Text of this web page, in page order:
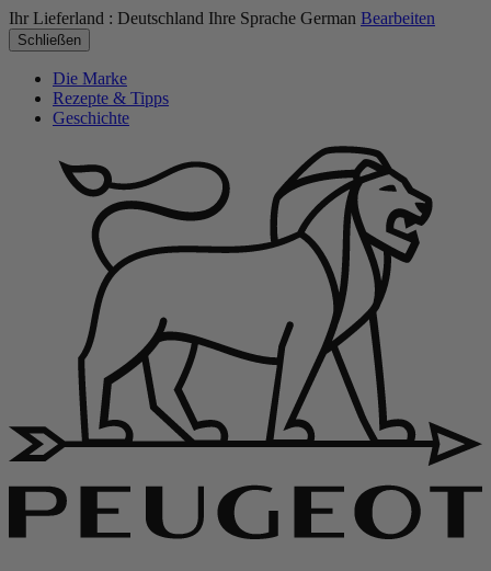
Ihr Lieferland : Deutschland Ihre Sprache German Bearbeiten
Schließen
Die Marke
Rezepte & Tipps
Geschichte